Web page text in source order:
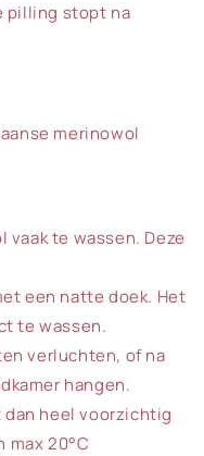
pilling stopt na
merinowol
te wassen. Deze
een natte doek. Het
te wassen.
verluchten, of na
hangen.
heel voorzichtig
max 20°C